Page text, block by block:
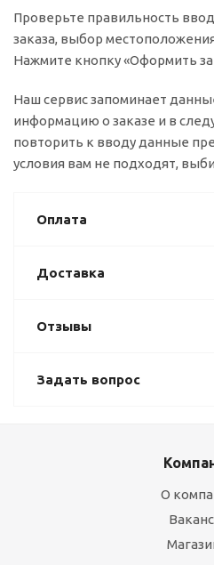
Проверьте правильность
заказа, выбор
Нажмите кнопку «Оформить
Наш сервис запоминает
информацию о заказе и в
повторить к вводу данные
условия вам не подходят,
Оплата
Доставка
Отзывы
Задать вопрос
О